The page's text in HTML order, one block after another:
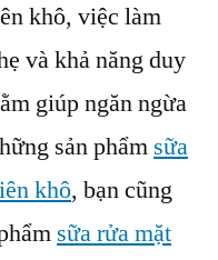
khô, việc làm
và khả năng duy
giúp ngăn ngừa
sản phẩm sữa
khô, bạn cũng
sữa rửa mặt